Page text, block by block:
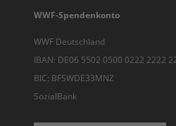
WWF-Spendenkonto
WWF Deutschland
IBAN: DE06 5502 0500 0222 2222
BIC: BFSWDE33MNZ
SozialBank